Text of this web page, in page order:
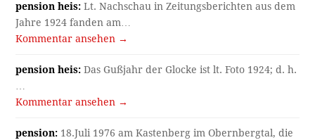
pension heis: Lt. Nachschau in Zeitungsberichten aus dem
Jahre 1924 fanden am…
Kommentar ansehen →
pension heis: Das Gußjahr der Glocke ist lt. Foto 1924; d. h.
…
Kommentar ansehen →
pension: 18.Juli 1976 am Kastenberg im Obernbergtal, die